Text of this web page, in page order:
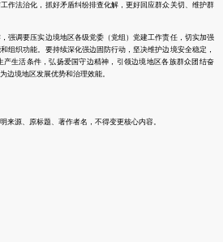
作法治化，抓好矛盾纠纷排查化解，更好回应群众关切、维护群
调要压实边境地区各级党委（党组）党建工作责任，切实加强
组织功能。要持续深化强边固防行动，坚决维护边境安全稳定，
生活条件，弘扬爱国守边精神，引领边境地区各族群众团结奋
边境地区发展优势和治理效能。
来源、原标题、著作者名，不得变更核心内容。